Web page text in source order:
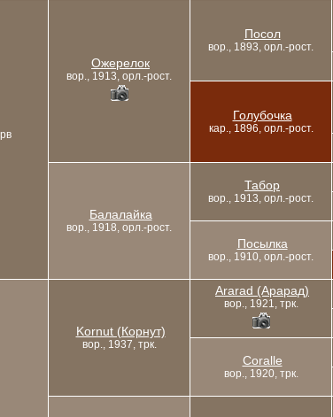
Ожерелок
вор., 1913, орл.-рост.
Посол
вор., 1893, орл.-рост.
Голубочка
кар., 1896, орл.-рост.
Балалайка
вор., 1918, орл.-рост.
Табор
вор., 1913, орл.-рост.
Посылка
вор., 1910, орл.-рост.
Kornut (Корнут)
вор., 1937, трк.
Ararad (Арарад)
вор., 1921, трк.
Coralle
вор., 1920, трк.